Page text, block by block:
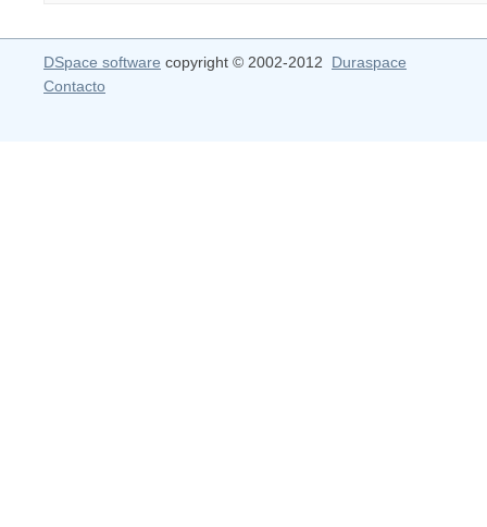
DSpace software copyright © 2002-2012 Duraspace
Contacto